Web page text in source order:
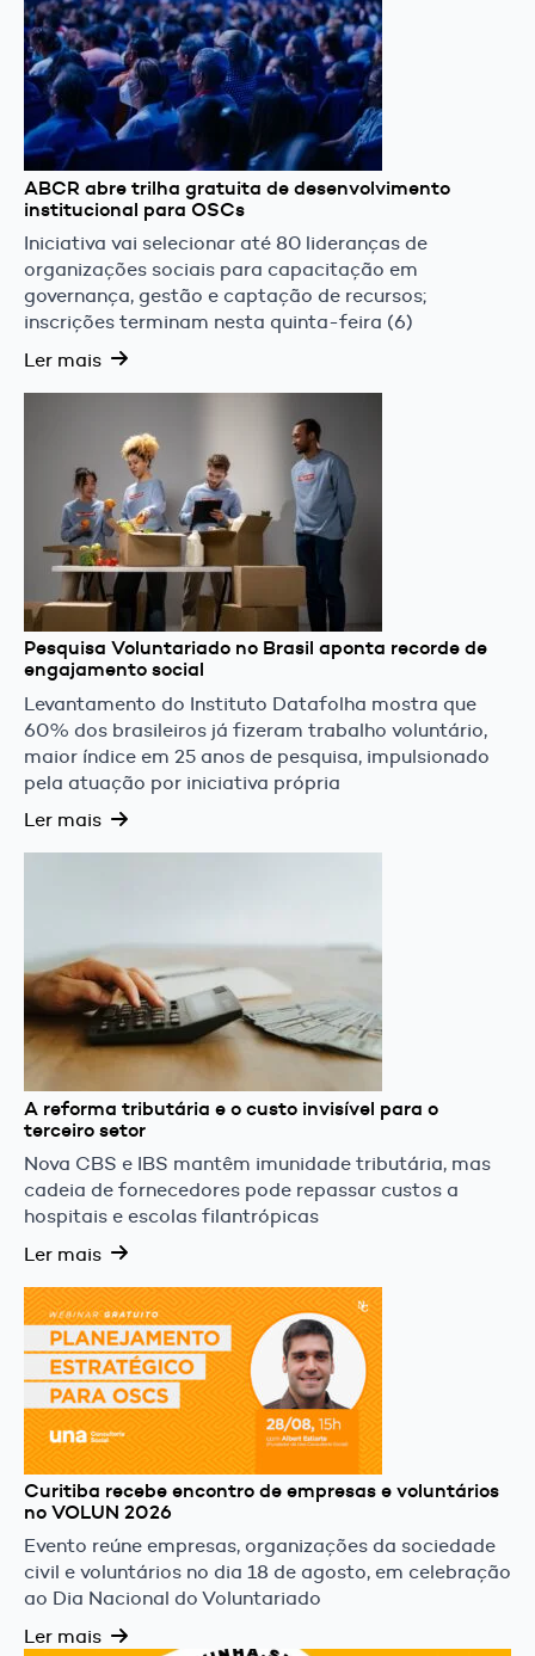
ABCR abre trilha gratuita de desenvolvimento
institucional para OSCs
Iniciativa vai selecionar até 80 lideranças de
organizações sociais para capacitação em
governança, gestão e captação de recursos;
inscrições terminam nesta quinta-feira (6)
Ler mais
Pesquisa Voluntariado no Brasil aponta recorde de
engajamento social
Levantamento do Instituto Datafolha mostra que
60% dos brasileiros já fizeram trabalho voluntário,
maior índice em 25 anos de pesquisa, impulsionado
pela atuação por iniciativa própria
Ler mais
A reforma tributária e o custo invisível para o
terceiro setor
Nova CBS e IBS mantêm imunidade tributária, mas
cadeia de fornecedores pode repassar custos a
hospitais e escolas filantrópicas
Ler mais
Curitiba recebe encontro de empresas e voluntários
no VOLUN 2026
Evento reúne empresas, organizações da sociedade
civil e voluntários no dia 18 de agosto, em celebração
ao Dia Nacional do Voluntariado
Ler mais